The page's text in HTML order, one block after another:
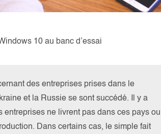
10 au banc d’essai
des entreprises prises dans le
et la Russie se sont succédé. Il y a
ne livrent pas dans ces pays ou
Dans certains cas, le simple fait